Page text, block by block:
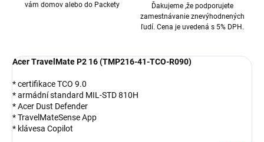
vám domov alebo do Packety
Ďakujeme ,že podporujete
zamestnávanie znevýhodnených
ľudí. Cena je uvedená s 5% DPH.
Acer TravelMate P2 16 (TMP216-41-TCO-R090)
* certifikace TCO 9.0
* armádní standard MIL-STD 810H
* Acer Dust Defender
* TravelMateSense App
* klávesa Copilot